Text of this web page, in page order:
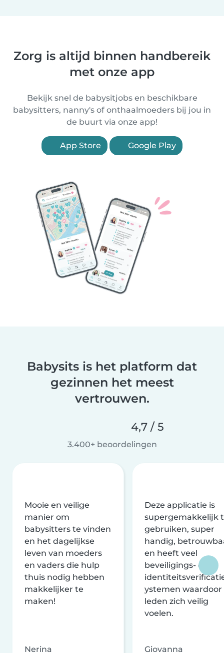
Zorg is altijd binnen handbereik
met onze app
Bekijk snel de babysitjobs en beschikbare
babysitters, nanny's of onthaalmoeders bij jou in
de buurt via onze app!
App Store Google Play
Babysits is het platform dat
gezinnen het meest
vertrouwen.
4,7 / 5
3.400+ beoordelingen
Mooie en veilige
manier om
babysitters te vinden
en het dagelijkse
leven van moeders
en vaders die hulp
thuis nodig hebben
makkelijker te
maken!
Nerina
Deze applicatie is
supergemakkelijk
gebruiken, super
handig,
en heeft veel
beveiligings- en
ystemen waardoor
leden zich veilig
voelen.
Giovanna